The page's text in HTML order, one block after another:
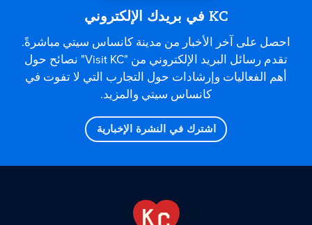
KC في بريدك الإلكتروني
احصل على آخر الأخبار من مدينة كانساس سيتي مباشرةً.
تقدم رسائل البريد الإلكتروني من "Visit KC" نصائح حول
أهم الفعاليات وإرشادات حول التجارب التي لا تفوت في
كانساس سيتي والمزيد.
اشترك في النشرة الإخبارية